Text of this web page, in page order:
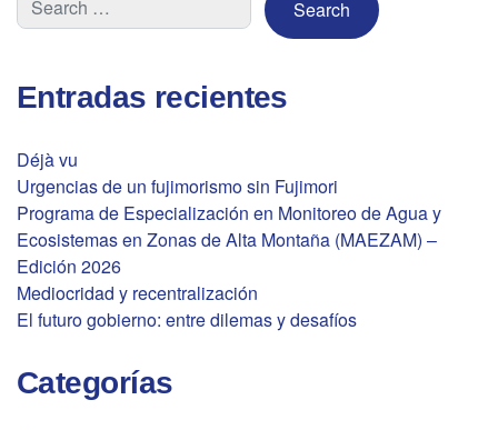
Entradas recientes
Déjà vu
Urgencias de un fujimorismo sin Fujimori
Programa de Especialización en Monitoreo de Agua y
Ecosistemas en Zonas de Alta Montaña (MAEZAM) –
Edición 2026
Mediocridad y recentralización
El futuro gobierno: entre dilemas y desafíos
Categorías